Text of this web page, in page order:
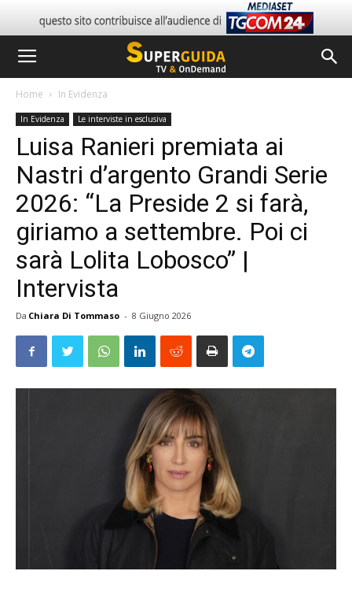
Home In Evidenza
In Evidenza Le interviste in esclusiva
Luisa Ranieri premiata ai
Nastri d’argento Grandi Serie
2026: “La Preside 2 si farà,
giriamo a settembre. Poi ci
sarà Lolita Lobosco” |
Intervista
Da Chiara Di Tommaso - 8 Giugno 2026